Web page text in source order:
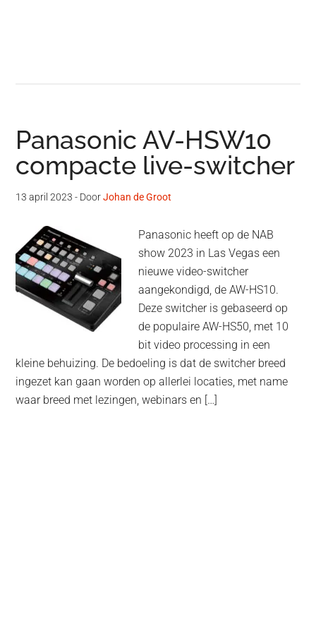
Panasonic AV-HSW10
compacte live-switcher
13 april 2023 - DoorJohan de Groot
Panasonic heeft op de NAB
show 2023 in Las Vegas een
nieuwe video-switcher
aangekondigd, de AW-HS10.
Deze switcher is gebaseerd op
de populaire AW-HS50, met 10
bit video processing in een
kleine behuizing. De bedoeling is dat de switcher breed
ingezet kan gaan worden op allerlei locaties, met name
waar breed met lezingen, webinars en […]